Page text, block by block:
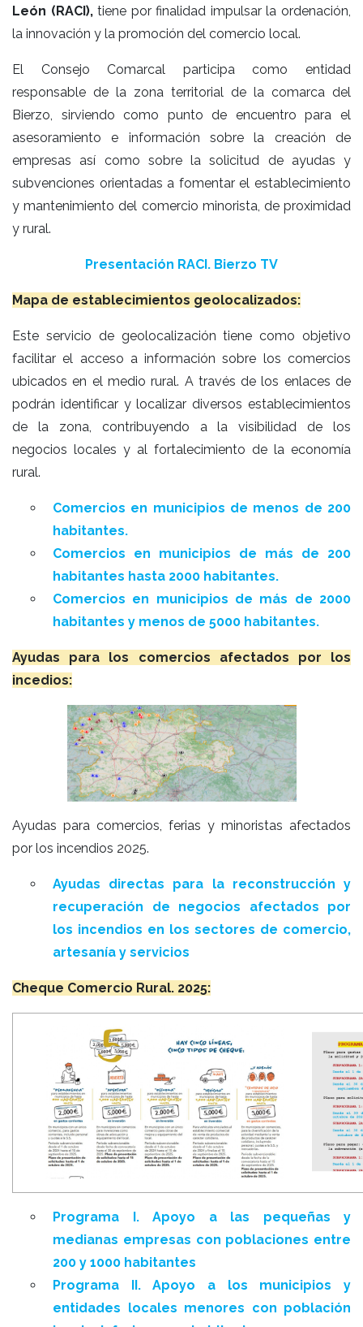
León (RACI),tiene por finalidad impulsar la ordenación,
la innovación y la promoción del comercio local.
El Consejo Comarcal participa como entidad
responsable de la zona territorial de la comarca del
Bierzo, sirviendo como punto de encuentro para el
asesoramiento e información sobre la creación de
empresas así como sobre la solicitud de ayudas y
subvenciones orientadas a fomentar el establecimiento
y mantenimiento del comercio minorista, de proximidad
y rural.
Presentación RACI. Bierzo TV
Mapa de establecimientos geolocalizados:
Este servicio de geolocalización tiene como objetivo
facilitar el acceso a información sobre los comercios
ubicados en el medio rural. A través de los enlaces de
podrán identificar y localizar diversos establecimientos
de la zona, contribuyendo a la visibilidad de los
negocios locales y al fortalecimiento de la economía
rural.
Comercios en municipios de menos de 200
habitantes.
Comercios en municipios de más de 200
habitantes hasta 2000 habitantes.
Comercios en municipios de más de 2000
habitantes y menos de 5000 habitantes.
Ayudas para los comercios afectados por los
incedios:
Ayudas para comercios, ferias y minoristas afectados
por los incendios 2025.
Ayudas directas para la reconstrucción y
recuperación de negocios afectados por
los incendios en los sectores de comercio,
artesanía y servicios
Cheque Comercio Rural. 2025:
Programa I. Apoyo a las pequeñas y
medianas empresas con poblaciones entre
200 y 1000 habitantes
Programa II. Apoyo a los municipios y
entidades locales menores con población